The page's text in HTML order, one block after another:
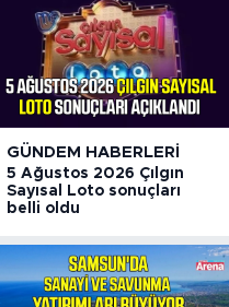
GÜNDEM HABERLERI
5 Ağustos 2026 Çılgın
Sayısal Loto sonuçları
belli oldu